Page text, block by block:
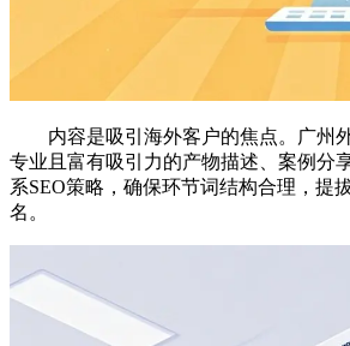
内容是吸引海外客户的焦点。广州外
专业且富有吸引力的产物描述、案例分
系SEO策略，确保环节词结构合理，提
名。